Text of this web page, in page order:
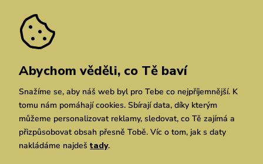
Pozáruční opravy
We Care
Dárkové poukazy
Vuchlook
Prodejny
Praha Brno Chrudim
Zásady ochrany osobních údajů
Abychom věděli, co Tě baví
Snažíme se, aby náš web byl pro Tebe co nejpříjemnější. K
tomu nám pomáhají cookies. Sbírají data, díky kterým
můžeme personalizovat reklamy, sledovat, co Tě zajímá a
přizpůsobovat obsah přesně Tobě. Víc o tom, jak s daty
nakládáme najdeš tady.